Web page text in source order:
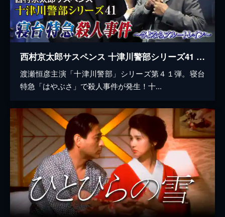
西村京太郎サスペンス 十津川警部シリーズ41 寝台特急殺人事件～さよならブルートレイン～
渡瀬恒彦主演「十津川警部」シリーズ第４１弾。寝台
特急「はやぶさ」で殺人事件が発生！十...